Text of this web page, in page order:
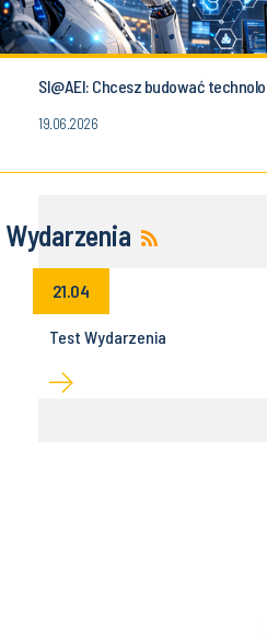
SI@AEI: Chcesz budować
19.06.2026
Wydarzenia
21.04
Test Wydarzenia